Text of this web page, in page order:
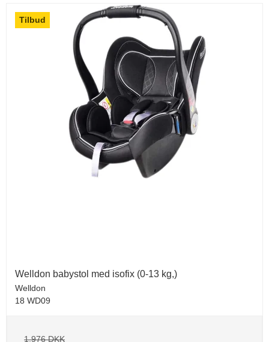
Tilbud
Welldon babystol med isofix (0-13 kg,)
Welldon
18 WD09
1.976 DKK